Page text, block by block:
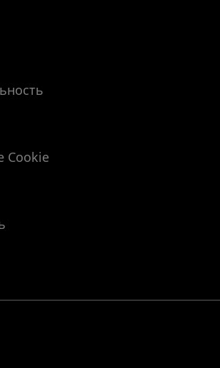
Cookie